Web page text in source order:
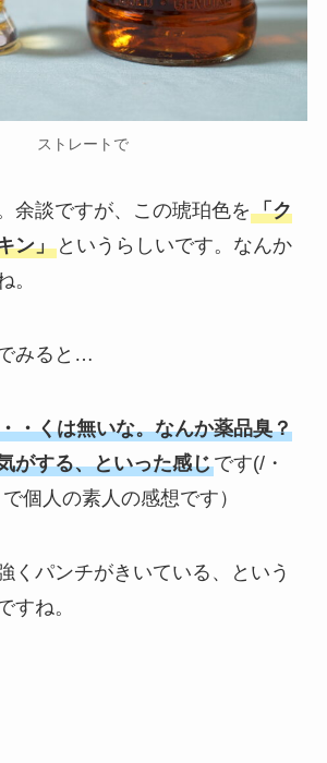
ストレートで
余談ですが、この琥珀色を「ク
ン」というらしいです。なんか
。
みると…
・くは無いな。なんか薬品臭？
がする、といった感じです(/・
個人の素人の感想です）
くパンチがきいている、という
すね。